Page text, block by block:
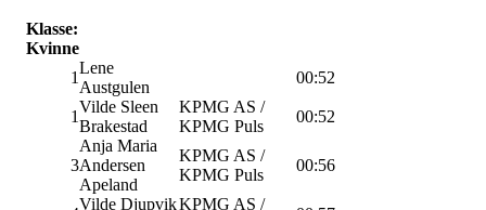
Klasse:
Kvinne
1
Lene
Austgulen
00:52
1
Vilde Sleen
Brakestad
KPMG AS /
KPMG Puls
00:52
3
Anja Maria
Andersen
Apeland
KPMG AS /
KPMG Puls
00:56
Vilde DjupvikKPMG AS /